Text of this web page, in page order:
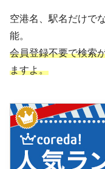
空港名、駅名だけで
能。
会員登録不要で検索
ますよ。